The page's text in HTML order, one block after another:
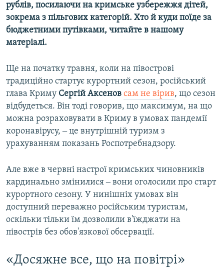
рублів, посилаючи на кримське узбережжя дітей,
зокрема з пільгових категорій. Хто й куди поїде за
бюджетними путівками, читайте в нашому
матеріалі.
Ще на початку травня, коли на півострові
традиційно стартує курортний сезон, російський
глава Криму Сергій Аксенов сам не вірив, що сезон
відбудеться. Він тоді говорив, що максимум, на що
можна розраховувати в Криму в умовах пандемії
коронавірусу, ‒ це внутрішній туризм з
урахуванням показань Роспотребнадзору.
Але вже в червні настрої кримських чиновників
кардинально змінилися ‒ вони оголосили про старт
курортного сезону. У нинішніх умовах він
доступний переважно російським туристам,
оскільки тільки їм дозволили в'їжджати на
півострів без обов'язкової обсервації.
«Досяжне все, що на повітрі»